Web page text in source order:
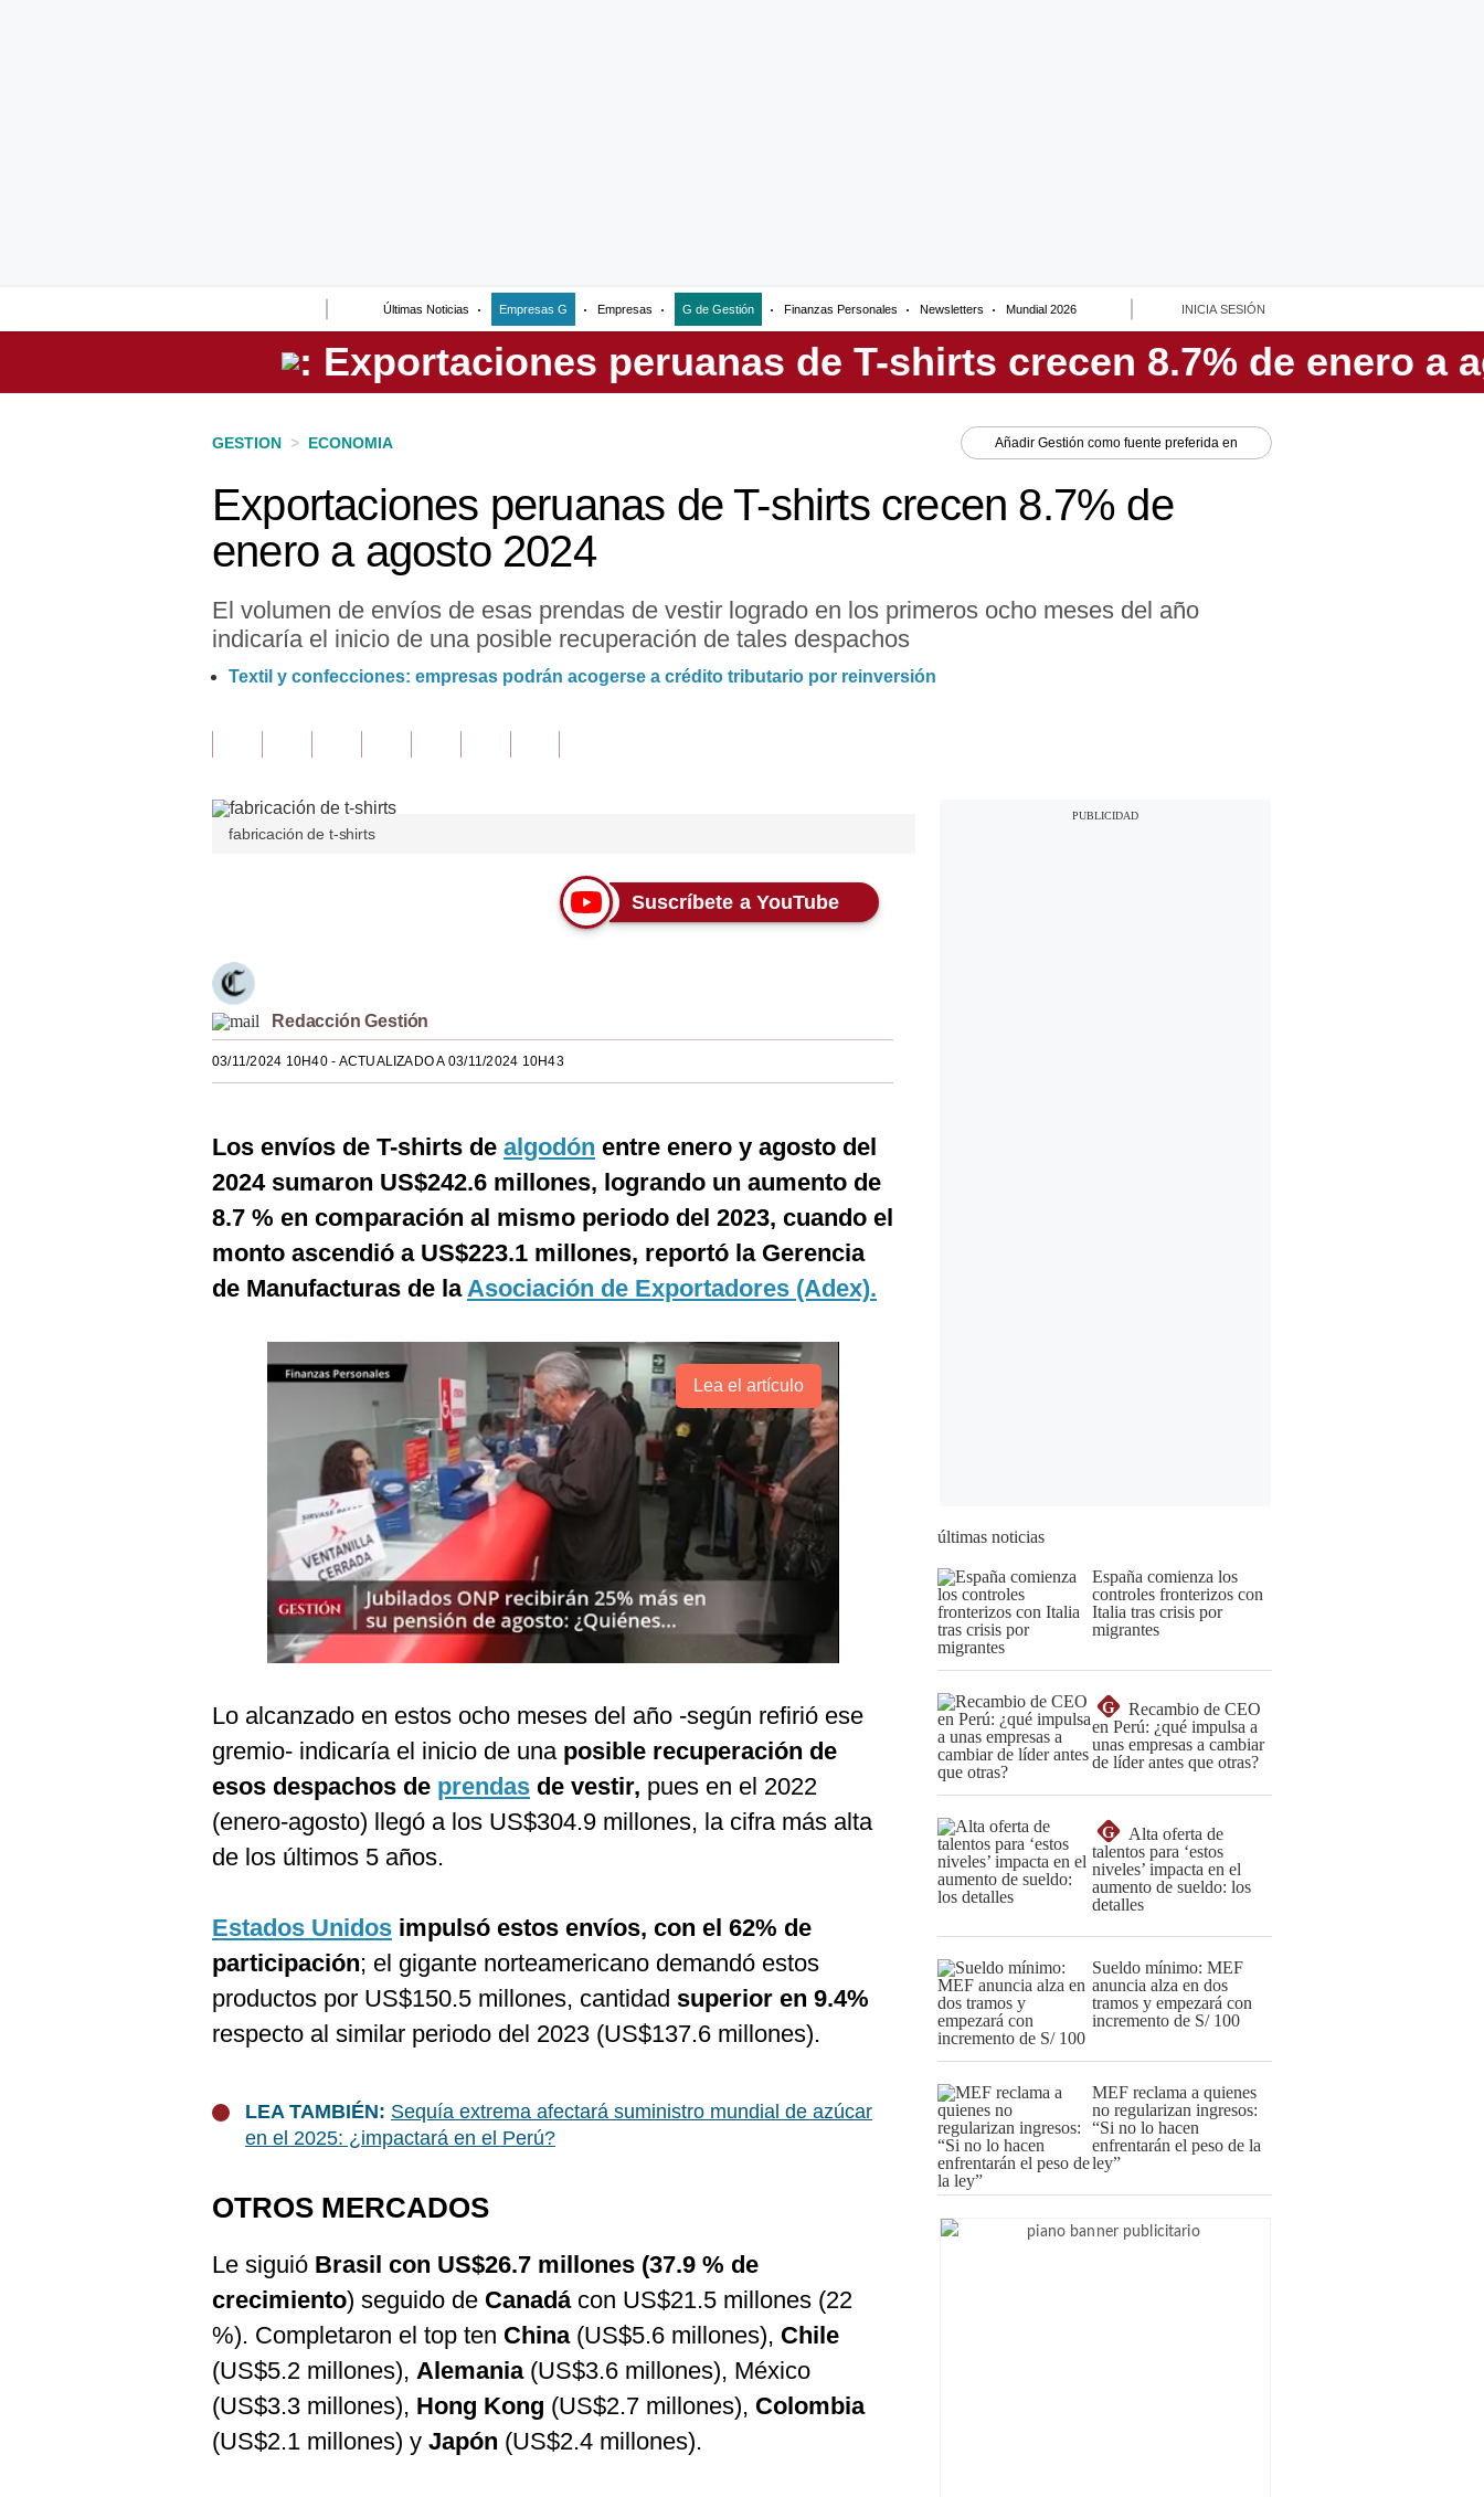
Últimas Noticias Empresas G Empresas G de Gestión Finanzas Personales Newsletters Mundial 2026 INICIA SESIÓN
Perú
GESTION > ECONOMIA Añadir Gestión como fuente preferida en
Exportaciones peruanas de T-shirts crecen 8.7% de
enero a agosto 2024
El volumen de envíos de esas prendas de vestir logrado en los primeros ocho meses del año
indicaría el inicio de una posible recuperación de tales despachos
Textil y confecciones: empresas podrán acogerse a crédito tributario por reinversión
fabricación de t-shirts
Suscríbete a YouTube
Redacción Gestión
03/11/2024 10H40- ACTUALIZADO A 03/11/2024 10H43
Los envíos de T-shirts de algodón entre enero y agosto del
2024 sumaron US$242.6 millones, logrando un aumento de
8.7 % en comparación al mismo periodo del 2023, cuando el
monto ascendió a US$223.1 millones, reportó la Gerencia
de Manufacturas de laAsociación de Exportadores (Adex).
Lea el artículo
Lo alcanzado en estos ocho meses del año -según refirió ese
gremio- indicaría el inicio de una posible recuperación de
esos despachos de prendas de vestir, pues en el 2022
(enero-agosto) llegó a los US$304.9 millones, la cifra más alta
de los últimos 5 años.
Estados Unidos impulsó estos envíos, con el 62% de
participación; el gigante norteamericano demandó estos
productos por US$150.5 millones, cantidad superior en 9.4%
respecto al similar periodo del 2023 (US$137.6 millones).
LEA TAMBIÉN: Sequía extrema afectará suministro mundial de azúcar
en el 2025: ¿impactará en el Perú?
OTROS MERCADOS
Le siguió Brasil con US$26.7 millones (37.9 % de
crecimiento) seguido de Canadácon US$21.5 millones (22
%). Completaron el top ten China(US$5.6 millones), Chile
(US$5.2 millones), Alemania(US$3.6 millones), México
(US$3.3 millones), Hong Kong (US$2.7 millones), Colombia
(US$2.1 millones) y Japón (US$2.4 millones).
últimas noticias
España comienza los
controles fronterizos con
Italia tras crisis por
migrantes
G
Recambio de CEO
en Perú: ¿qué impulsa a
unas empresas a cambiar
de líder antes que otras?
G
Alta oferta de
talentos para ‘estos
niveles’ impacta en el
aumento de sueldo: los
detalles
Sueldo mínimo: MEF
anuncia alza en dos
tramos y empezará con
incremento de S/ 100
MEF reclama a quienes
no regularizan ingresos:
“Si no lo hacen
enfrentarán el peso de la
ley”